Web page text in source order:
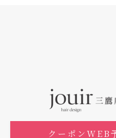
クーポンWEB